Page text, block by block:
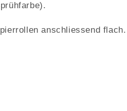
anschliessend flach.